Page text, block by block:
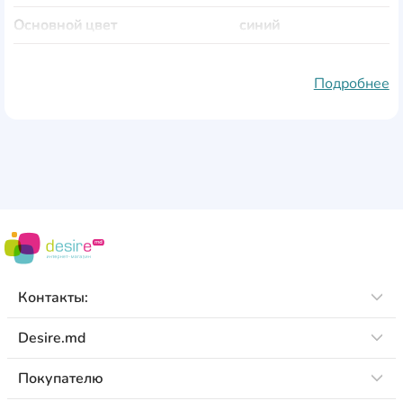
Основной цвет
синий
Количество отворотов
Подробнее
Контакты:
Desire.md
Покупателю